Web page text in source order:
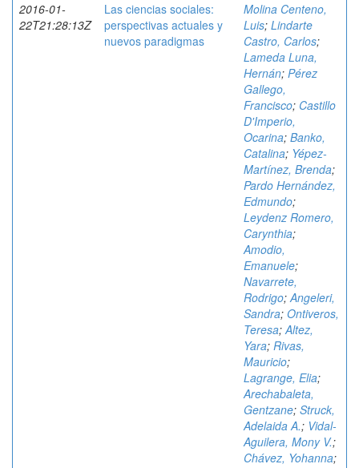
2016-01-
22T21:28:13Z
Las ciencias sociales:
perspectivas actuales y
nuevos paradigmas
Molina Centeno,
Luis; Lindarte
Castro, Carlos;
Lameda Luna,
Hernán; Pérez
Gallego,
Francisco; Castillo
D'Imperio,
Ocarina; Banko,
Catalina; Yépez-
Martínez, Brenda;
Pardo Hernández,
Edmundo;
Leydenz Romero,
Carynthia;
Amodio,
Emanuele;
Navarrete,
Rodrigo;Angeleri,
Sandra; Ontiveros,
Teresa;Altez,
Yara; Rivas,
Mauricio;
Lagrange, Elia;
Arechabaleta,
Gentzane; Struck,
Adelaida A.; Vidal-
Aguilera, Mony V.;
Chávez, Yohanna;